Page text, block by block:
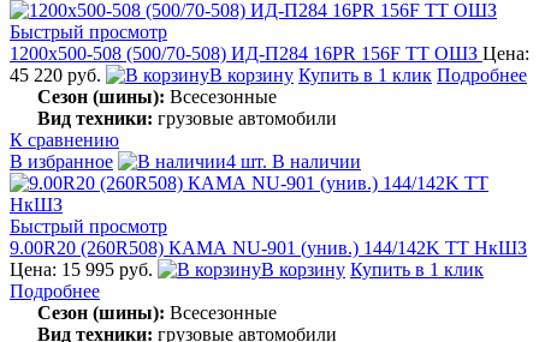
Быстрый просмотр
1200x500-508 (500/70-508) ИД-П284 16PR 156F TT ОШЗ Цена:
45 220 руб.
В корзину Купить в 1 клик Подробнее
Сезон (шины): Всесезонные
Вид техники: грузовые автомобили
К сравнению
В избранное
4 шт. В наличии
Быстрый просмотр
9.00R20 (260R508) КАМА NU-901 (унив.) 144/142K TT НкШЗ
Цена: 15 995 руб.
В корзину Купить в 1 клик
Подробнее
Сезон (шины): Всесезонные
Вид техники: грузовые автомобили